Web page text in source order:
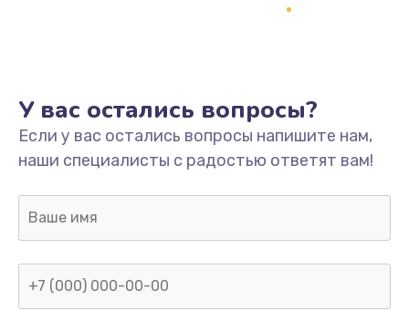
Не включается
1400 руб.
Заказать
800 руб.
У вас остались вопросы?
Если у вас остались вопросы напишите нам,
наши специалисты с радостью ответят вам!